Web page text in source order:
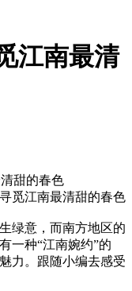
江南最清
甜的春色
江南最清甜的春色
意，而南方地区的
一种“江南婉约”的
力。跟随小编去感受